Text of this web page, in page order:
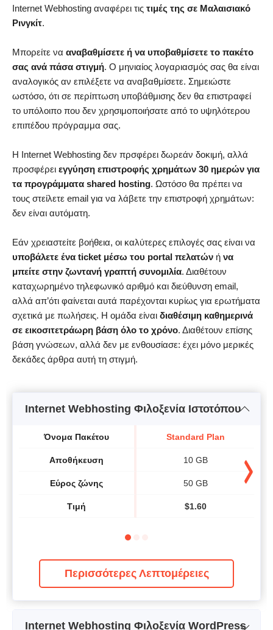
Internet Webhosting αναφέρει τις τιμές της σε Μαλαισιακό
Ρινγκίτ.
Μπορείτε να αναβαθμίσετε ή να υποβαθμίσετε το πακέτο
σας ανά πάσα στιγμή. Ο μηνιαίος λογαριασμός σας θα είναι
αναλογικός αν επιλέξετε να αναβαθμίσετε. Σημειώστε
ωστόσο, ότι σε περίπτωση υποβάθμισης δεν θα επιστραφεί
το υπόλοιπο που δεν χρησιμοποιήσατε από το υψηλότερου
επιπέδου πρόγραμμα σας.
Η Internet Webhosting δεν πρσφέρει δωρεάν δοκιμή, αλλά
προσφέρει εγγύηση επιστροφής χρημάτων 30 ημερών για
τα προγράμματα shared hosting. Ωστόσο θα πρέπει να
τους στείλετε email για να λάβετε την επιστροφή χρημάτων:
δεν είναι αυτόματη.
Εάν χρειαστείτε βοήθεια, οι καλύτερες επιλογές σας είναι να
υποβάλετε ένα ticket μέσω του portal πελατών ή να
μπείτε στην ζωντανή γραπτή συνομιλία. Διαθέτουν
καταχωρημένο τηλεφωνικό αριθμό και διεύθυνση email,
αλλά απ’ότι φαίνεται αυτά παρέχονται κυρίως για ερωτήματα
σχετικά με πωλήσεις. Η ομάδα είναι διαθέσιμη καθημερινά
σε εικοσιτετράωρη βάση όλο το χρόνο. Διαθέτουν επίσης
βάση γνώσεων, αλλά δεν με ενθουσίασε: έχει μόνο μερικές
δεκάδες άρθρα αυτή τη στιγμή.
Internet Webhosting Φιλοξενία Ιστοτόπου
Όνομα Πακέτου
Αποθήκευση
Εύρος ζώνης
Τιμή
Standard Plan
10 GB
50 GB
$1.60
Περισσότερες Λεπτομέρειες
Internet Webhosting Φιλοξενία WordPress